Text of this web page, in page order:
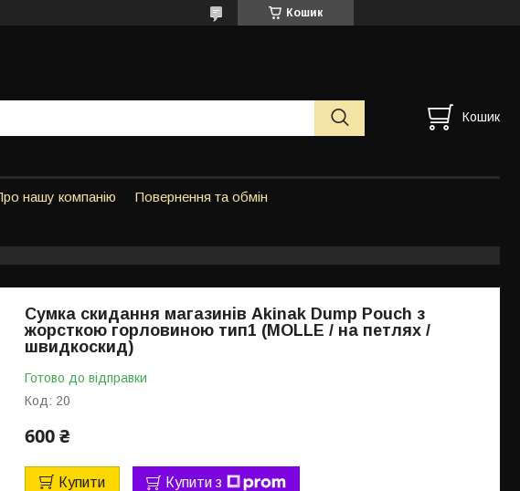
Кошик
Кошик
нашу компанію Повернення та обмін
Сумка скидання магазинів Akinak Dump Pouch з
жорсткою горловиною тип1 (MOLLE / на петлях /
швидкоскид)
Готово до відправки
Код: 20
600 ₴
Купити Купити з